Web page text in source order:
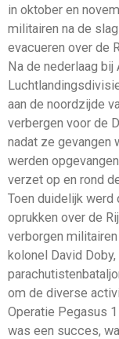
in oktober en
militairen na de
evacueren over de
Na de nederlaag
aan de noordzijde
verbergen voor de
nadat ze gevangen
werden
verzet op en rond
Toen duidelijk
oprukken over de
verborgen
kolonel David
om de diverse
Operatie Pegasus
was een succes,